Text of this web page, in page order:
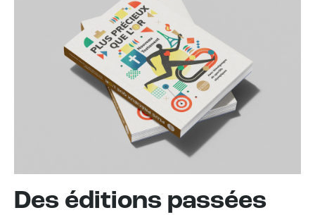
Des éditions passées